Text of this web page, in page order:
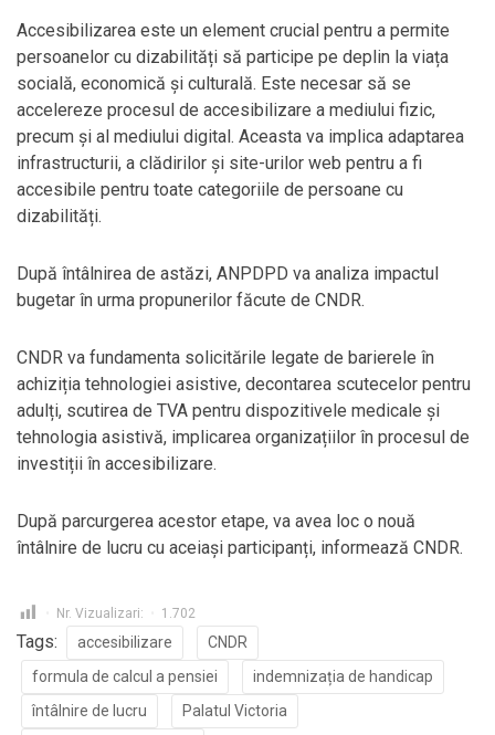
Accesibilizarea este un element crucial pentru a permite
persoanelor cu dizabilități să participe pe deplin la viața
socială, economică și culturală. Este necesar să se
accelereze procesul de accesibilizare a mediului fizic,
precum și al mediului digital. Aceasta va implica adaptarea
infrastructurii, a clădirilor și site-urilor web pentru a fi
accesibile pentru toate categoriile de persoane cu
dizabilități.
După întâlnirea de astăzi, ANPDPD va analiza impactul
bugetar în urma propunerilor făcute de CNDR.
CNDR va fundamenta solicitările legate de barierele în
achiziția tehnologiei asistive, decontarea scutecelor pentru
adulți, scutirea de TVA pentru dispozitivele medicale și
tehnologia asistivă, implicarea organizațiilor în procesul de
investiții în accesibilizare.
După parcurgerea acestor etape, va avea loc o nouă
întâlnire de lucru cu aceiași participanți, informează CNDR.
Nr. Vizualizari: 1.702
Tags: accesibilizare
CNDR
formula de calcul a pensiei
indemnizația de handicap
întâlnire de lucru
Palatul Victoria